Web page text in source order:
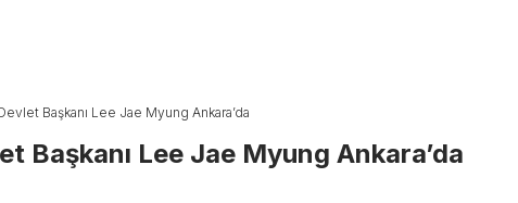
Başkanı Lee Jae Myung Ankara’da
Başkanı Lee Jae Myung Ankara’da